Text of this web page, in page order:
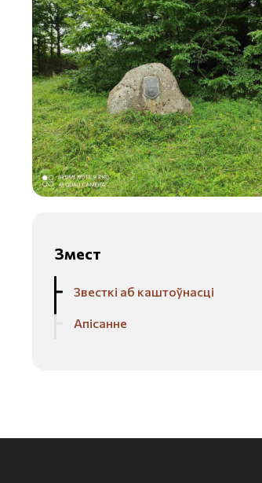
Змест
Звесткі аб каштоўнасці
Апісанне